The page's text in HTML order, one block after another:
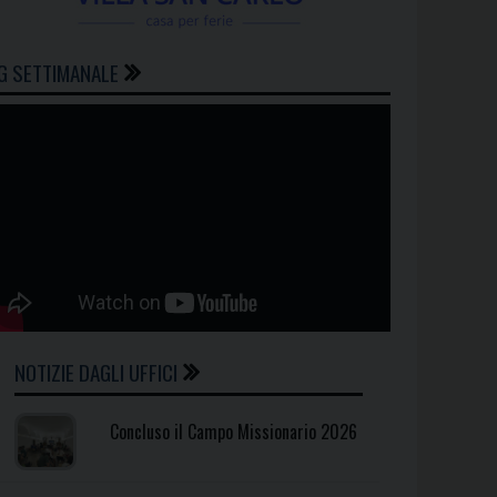
SETTIMANALE
NOTIZIE DAGLI UFFICI
Concluso il Campo Missionario 2026